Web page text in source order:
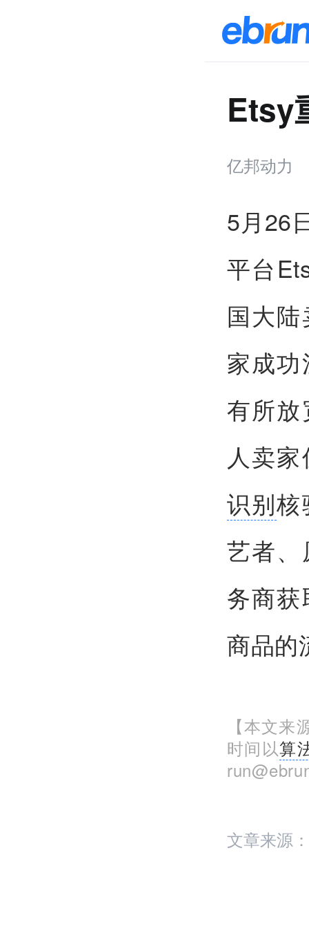
Etsy
亿邦动力
5月26
平台
国大
家成
有所
人卖
识别核
艺者
务商
商品的
【本文
时间以算
文章来源